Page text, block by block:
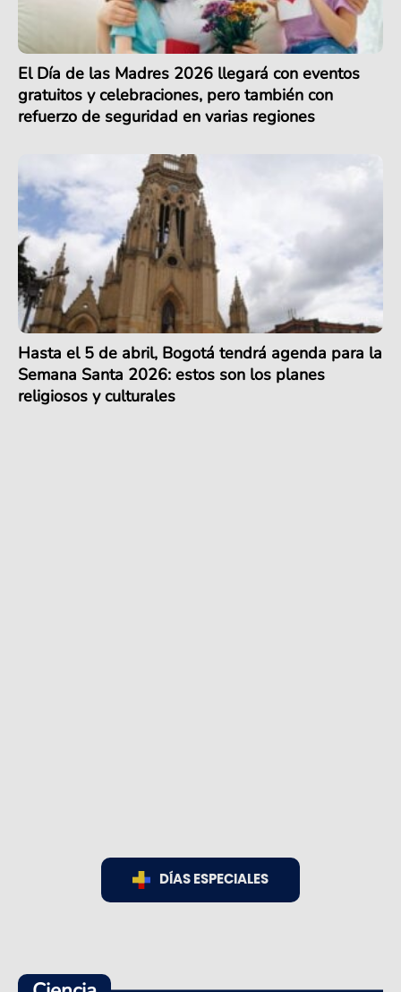
El Día de las Madres 2026 llegará con eventos
gratuitos y celebraciones, pero también con
refuerzo de seguridad en varias regiones
Hasta el 5 de abril, Bogotá tendrá agenda para la
Semana Santa 2026: estos son los planes
religiosos y culturales
DÍAS ESPECIALES